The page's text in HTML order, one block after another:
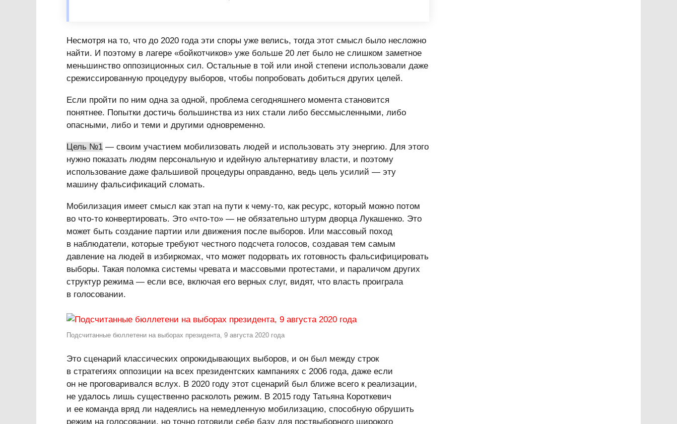
Несмотря на то, что до 2020 года эти споры уже велись, тогда этот смысл было несложно
найти. И поэтому в лагере «бойкотчиков» уже больше 20 лет было не слишком заметное
меньшинство оппозиционных сил. Остальные в той или иной степени использовали даже
срежиссированную процедуру выборов, чтобы попробовать добиться других целей.
Если пройти по ним одна за одной, проблема сегодняшнего момента становится
понятнее. Попытки достичь большинства из них стали либо бессмысленными, либо
опасными, либо и теми и другими одновременно.
Цель №1 — своим участием мобилизовать людей и использовать эту энергию. Для этого
нужно показать людям персональную и идейную альтернативу власти, и поэтому
использование даже фальшивой процедуры оправданно, ведь цель усилий — эту
машину фальсификаций сломать.
Мобилизация имеет смысл как этап на пути к чему-то, как ресурс, который можно потом
во что-то конвертировать. Это «что-то» — не обязательно штурм дворца Лукашенко. Это
может быть создание партии или движения после выборов. Или массовый поход
в наблюдатели, которые требуют честного подсчета голосов, создавая тем самым
давление на людей в избиркомах, что может подорвать их готовность фальсифицировать
выборы. Такая поломка системы чревата и массовыми протестами, и параличом других
структур режима — если все, включая его верных слуг, видят, что власть проиграла
в голосовании.
Подсчитанные бюллетени на выборах президента, 9 августа 2020 года
Это сценарий классических опрокидывающих выборов, и он был между строк
в стратегиях оппозиции на всех президентских кампаниях с 2006 года, даже если
он не проговаривался вслух. В 2020 году этот сценарий был ближе всего к реализации,
не удалось лишь существенно расколоть режим. В 2015 году Татьяна Короткевич
и ее команда вряд ли надеялись на немедленную мобилизацию, способную обрушить
режим на голосовании, но точно готовили себе базу для поствыборного широкого